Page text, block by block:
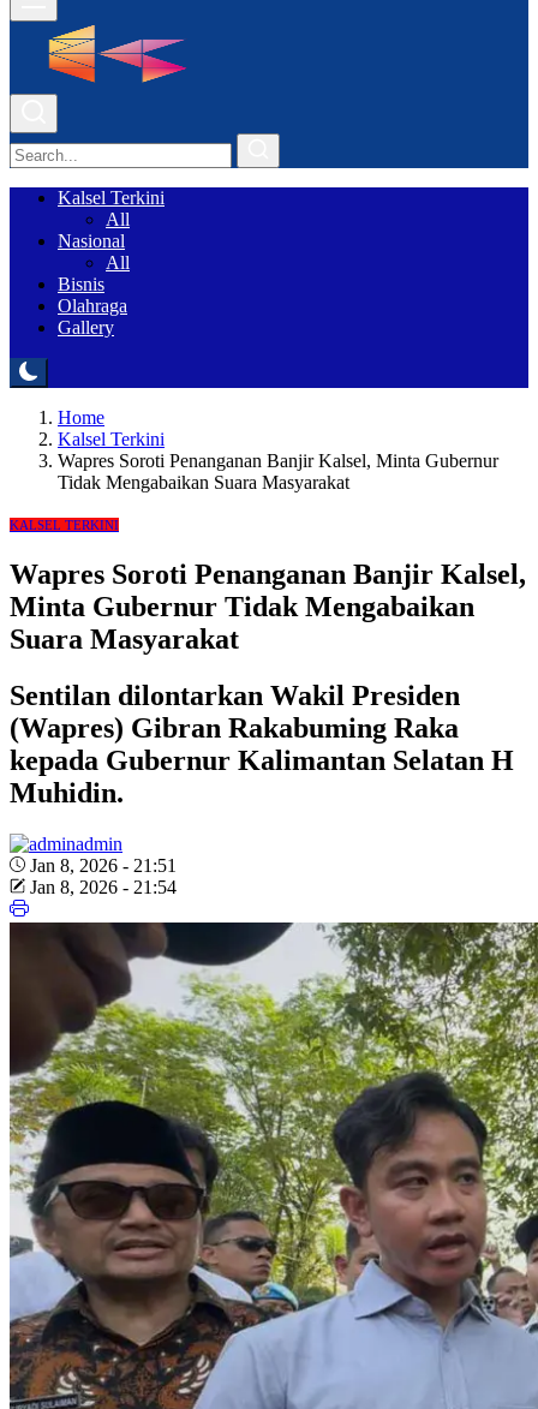
Kalsel Terkini
All
Nasional
All
Bisnis
Olahraga
Gallery
Home
Kalsel Terkini
Wapres Soroti Penanganan Banjir Kalsel, Minta Gubernur
Tidak Mengabaikan Suara Masyarakat
KALSEL TERKINI
Wapres Soroti Penanganan Banjir Kalsel,
Minta Gubernur Tidak Mengabaikan
Suara Masyarakat
Sentilan dilontarkan Wakil Presiden
(Wapres) Gibran Rakabuming Raka
kepada Gubernur Kalimantan Selatan H
Muhidin.
admin
Jan 8, 2026 - 21:51
Jan 8, 2026 - 21:54